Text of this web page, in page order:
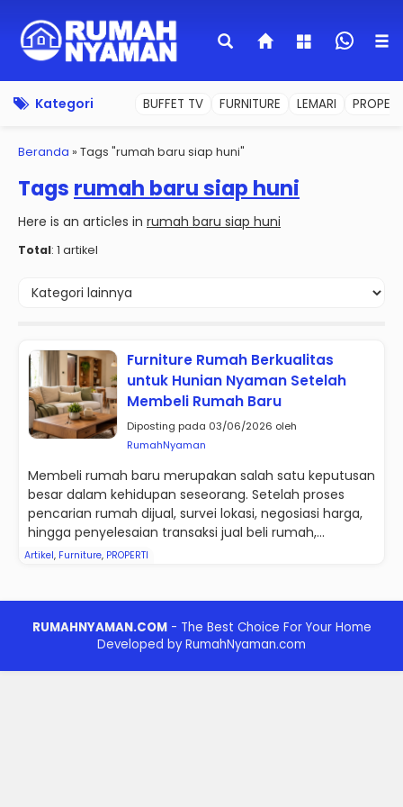
Kategori BUFFET TV FURNITURE LEMARI
Beranda » Tags "rumah baru siap huni"
Tags rumah baru siap huni
Here is an articles in rumah baru siap huni
Total: 1 artikel
Furniture Rumah Berkualitas
untuk Hunian Nyaman Setelah
Membeli Rumah Baru
Diposting pada 03/06/2026 oleh
RumahNyaman
Membeli rumah baru merupakan salah satu keputusan
besar dalam kehidupan seseorang. Setelah proses
pencarian rumah dijual, survei lokasi, negosiasi harga,
hingga penyelesaian transaksi jual beli rumah,...
Artikel, Furniture, PROPERTI
RUMAHNYAMAN.COM- The Best Choice For Your Home
Developed by RumahNyaman.com